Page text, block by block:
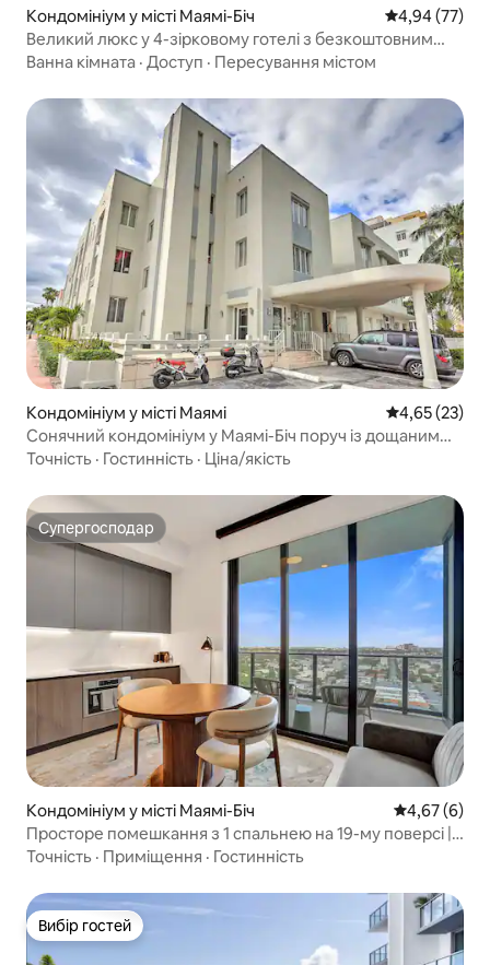
Кондомініум у місті Маямі-Біч Середня
4,94 (77)
Великий люкс у 4-зірковому готелі з безкоштовним
доступом до приватного пляжу
Ванна кімната · Доступ · Пересування містом
Кондомініум у місті Маямі Середня
4,65 (23)
Сонячний кондомініум у Маямі-Біч поруч із дощаним
настилом!
Точність · Гостинність · Ціна/якість
Супергосподар
Супергосподар
Кондомініум у місті Маямі-Біч Середня
4,67 (6)
Просторе помешкання з 1 спальнею на 19-му поверсі |
Miami Beach Bliss
Точність · Приміщення · Гостинність
Вибір гостей
Вибір гостей